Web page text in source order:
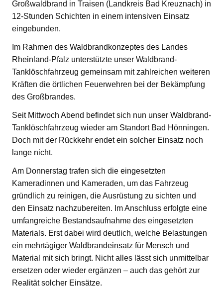
Großwaldbrand in Traisen (Landkreis Bad Kreuznach) in
12-Stunden Schichten in einem intensiven Einsatz
eingebunden.
Im Rahmen des Waldbrandkonzeptes des Landes
Rheinland-Pfalz unterstützte unser Waldbrand-
Tanklöschfahrzeug gemeinsam mit zahlreichen weiteren
Kräften die örtlichen Feuerwehren bei der Bekämpfung
des Großbrandes.
Seit Mittwoch Abend befindet sich nun unser Waldbrand-
Tanklöschfahrzeug wieder am Standort Bad Hönningen.
Doch mit der Rückkehr endet ein solcher Einsatz noch
lange nicht.
Am Donnerstag trafen sich die eingesetzten
Kameradinnen und Kameraden, um das Fahrzeug
gründlich zu reinigen, die Ausrüstung zu sichten und
den Einsatz nachzubereiten. Im Anschluss erfolgte eine
umfangreiche Bestandsaufnahme des eingesetzten
Materials. Erst dabei wird deutlich, welche Belastungen
ein mehrtägiger Waldbrandeinsatz für Mensch und
Material mit sich bringt. Nicht alles lässt sich unmittelbar
ersetzen oder wieder ergänzen – auch das gehört zur
Realität solcher Einsätze.